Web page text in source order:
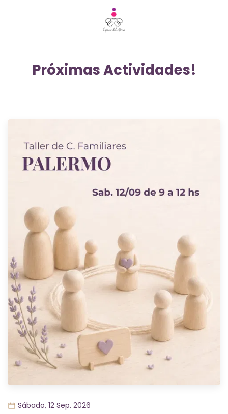
Próximas Actividades!
Sábado, 12 Sep. 2026